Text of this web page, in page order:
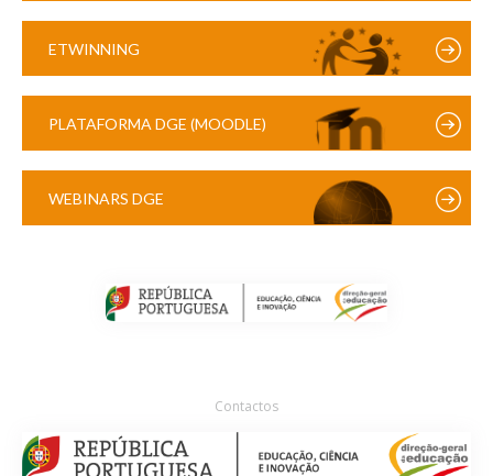
ETWINNING
PLATAFORMA DGE (MOODLE)
WEBINARS DGE
Contactos